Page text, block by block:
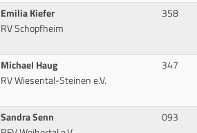
Emilia Kiefer
RV Schopfheim
358
Michael Haug
RV Wiesental-Steinen e.V.
347
Sandra Senn
093